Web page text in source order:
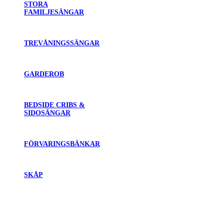
STORA
FAMILJESÄNGAR
TREVÅNINGSSÄNGAR
GARDEROB
BEDSIDE CRIBS &
SIDOSÄNGAR
FÖRVARINGSBÄNKAR
SKÅP